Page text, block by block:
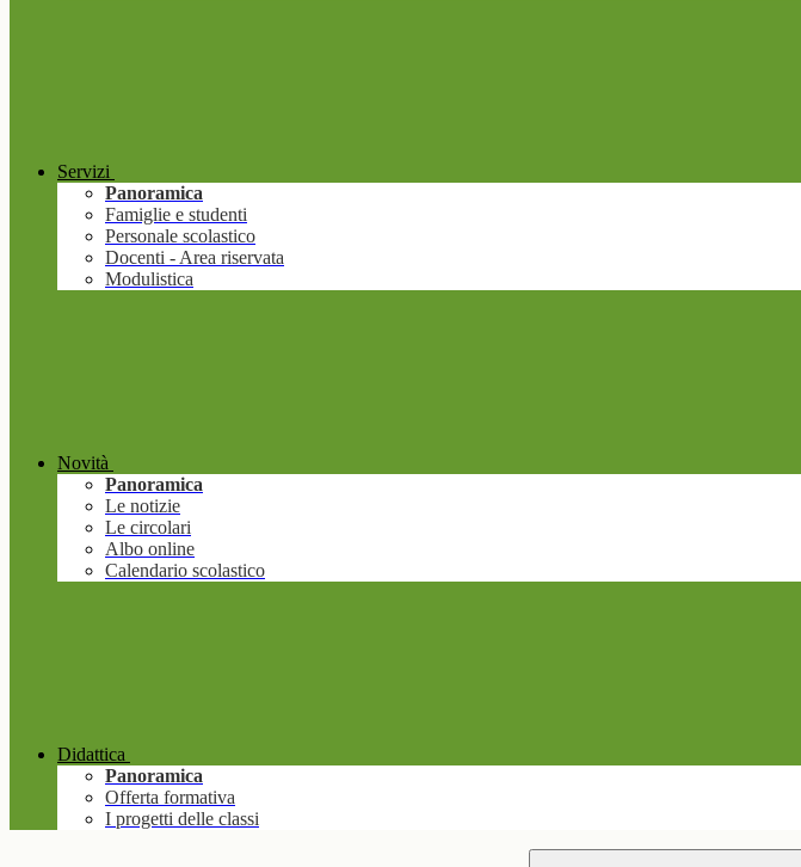
Servizi
Panoramica
Famiglie e studenti
Personale scolastico
Docenti - Area riservata
Modulistica
Novità
Panoramica
Le notizie
Le circolari
Albo online
Calendario scolastico
Didattica
Panoramica
Offerta formativa
I progetti delle classi